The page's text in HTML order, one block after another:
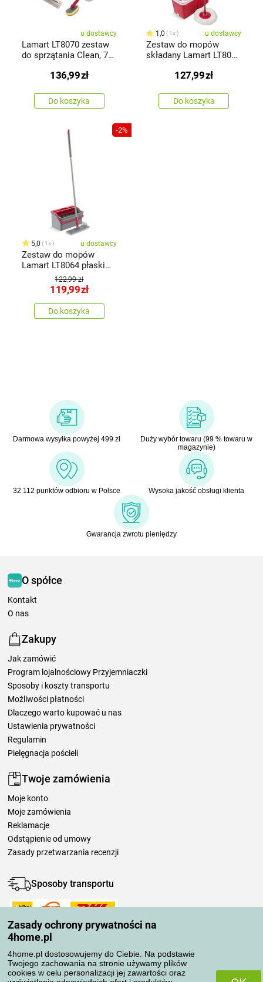
Zasady ochrony prywatności na
4home.pl
4home.pl dostosowujemy do Ciebie. Na podstawie
Twojego zachowania na stronie używamy plików
cookies w celu personalizacji jej zawartości oraz
u dostawcy
Lamart LT8070 zestaw
do sprzątania Clean, 7
136,99zł
Do koszyka
1,0 1x u dostawcy
Zestaw do mopów
składany Lamart LT8062
127,99zł
Do koszyka
-2%
5,0 1x u dostawcy
Zestaw do mopów
Lamart LT8064 płaski
Clean 8 l122,99 zł
119,99zł
Do koszyka
Darmowa wysyłka powyżej 499 zł
Duży wybór towaru (99 % towaru w
magazynie)
32 112 punktów odbioru w Polsce Wysoka jakość obsługi klienta
Gwarancja zwrotu pieniędzy
O spółce
Kontakt
O nas
Zakupy
Jak zamówić
Program lojalnościowy Przyjemniaczki
Sposoby i koszty transportu
Możliwości płatności
Dlaczego warto kupować u nas
Ustawienia prywatności
Regulamin
Pielęgnacja pościeli
Twoje zamówienia
Moje konto
Moje zamówienia
Reklamacje
Odstąpienie od umowy
Zasady przetwarzania recenzji
Sposoby transportu
Metody płatności
Niezawodny sklep